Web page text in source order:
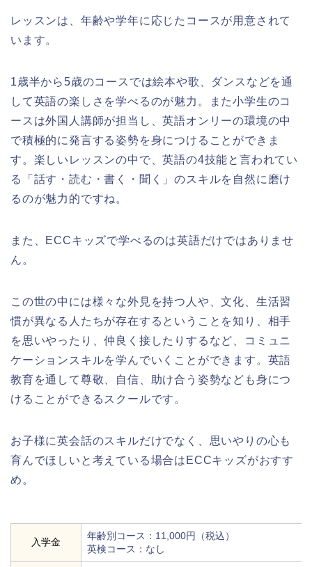
レッスンは、年齢や学年に応じたコースが用意されて
います。
1歳半から5歳のコースでは絵本や歌、ダンスなどを通
して英語の楽しさを学べるのが魅力。また小学生のコ
ースは外国人講師が担当し、英語オンリーの環境の中
で積極的に発言する姿勢を身につけることができま
す。楽しいレッスンの中で、英語の4技能と言われてい
る「話す・読む・書く・聞く」のスキルを自然に磨け
るのが魅力的ですね。
また、ECCキッズで学べるのは英語だけではありませ
ん。
この世の中には様々な外見を持つ人や、文化、生活習
慣が異なる人たちが存在するということを知り、相手
を思いやったり、仲良く接したりするなど、コミュニ
ケーションスキルを学んでいくことができます。英語
教育を通して尊敬、自信、助け合う姿勢なども身につ
けることができるスクールです。
お子様に英会話のスキルだけでなく、思いやりの心も
育んでほしいと考えている場合はECCキッズがおすす
め。
入学金
年齢別コース：11,000円（税込）
英検コース：なし